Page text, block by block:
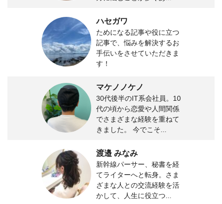
ハセガワ
ためになる記事や役に立つ
記事で、悩みを解決するお
手伝いをさせていただきま
す！
マケノノケノ
30代後半のIT系会社員。10
代の頃から恋愛や人間関係
でさまざまな経験を重ねて
きました。 今でこそ...
渡邉 みなみ
新幹線パーサー、秘書を経
てライターへと転身。さま
ざまな人との交流経験を活
かして、人生に役立つ...